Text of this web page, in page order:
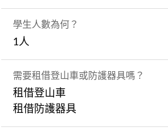
學生人數為何？
1人
需要租借登山車或防護器具嗎？
租借登山車
租借防護器具